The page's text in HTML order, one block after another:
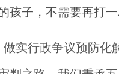
孩子，不需要再打
做实行政争议预防